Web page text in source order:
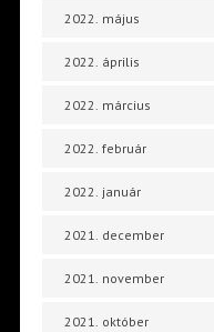
2022. május
2022. április
2022. március
2022. február
2022. január
2021. december
2021. november
2021. október